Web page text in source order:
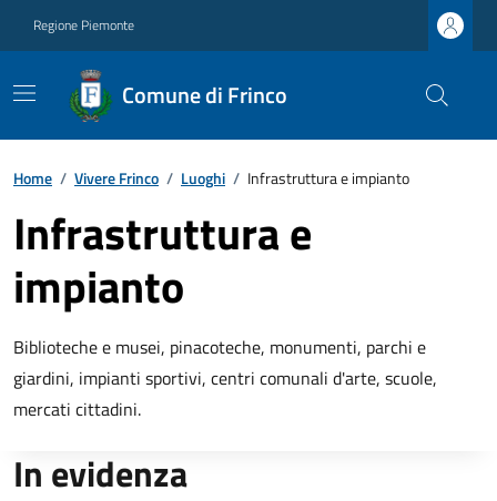
Regione Piemonte
Comune di Frinco
Home / Vivere Frinco / Luoghi / Infrastruttura e impianto
Infrastruttura e
impianto
Biblioteche e musei, pinacoteche, monumenti, parchi e
giardini, impianti sportivi, centri comunali d'arte, scuole,
mercati cittadini.
In evidenza